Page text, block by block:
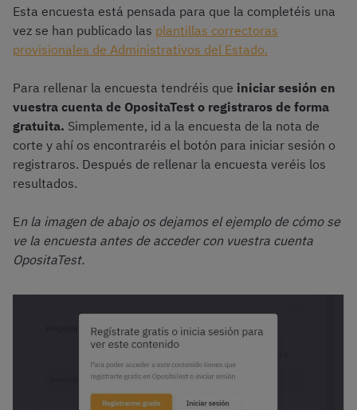
Esta encuesta está pensada para que la completéis una
vez se han publicado las plantillas correctoras
provisionales de Administrativos del Estado.
Para rellenar la encuesta tendréis que iniciar sesión en
vuestra cuenta de OpositaTest o registraros de forma
gratuita. Simplemente, id a la encuesta de la nota de
corte y ahí os encontraréis el botón para iniciar sesión o
registraros. Después de rellenar la encuesta veréis los
resultados.
En la imagen de abajo os dejamos el ejemplo de cómo se
ve la encuesta antes de acceder con vuestra cuenta
OpositaTest.